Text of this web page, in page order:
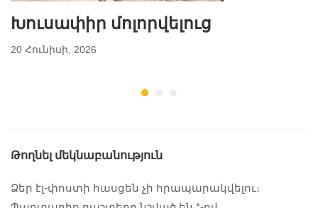
Խուսափիր մոլորվելուց
20 Հունիսի, 2026
Թողնել մեկնաբանություն
Ձեր էլ-փոստի հասցեն չի հրապարակվելու։